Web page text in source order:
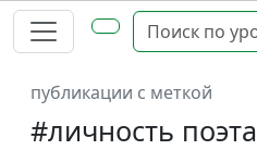
публикации с меткой
#личность поэта